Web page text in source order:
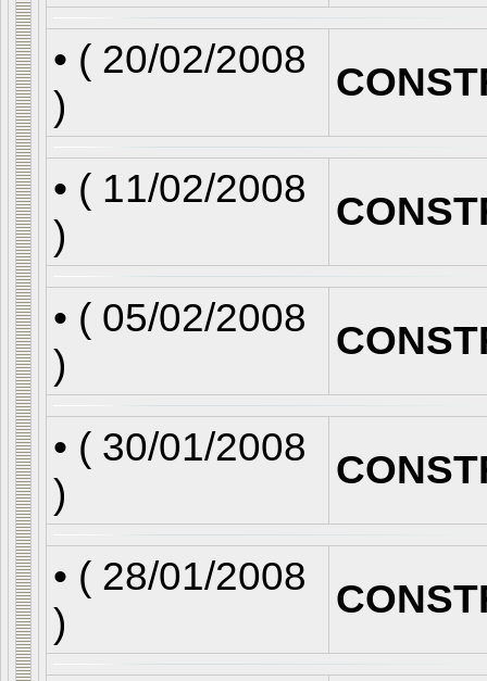
• ( 20/02/2008
)
• ( 11/02/2008
)
• ( 05/02/2008
)
• ( 30/01/2008
)
• ( 28/01/2008
)